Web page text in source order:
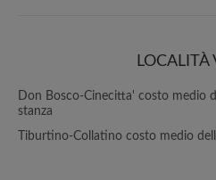
LOCALITÀ
Don Bosco-Cinecitta' costo medio
stanza
Tiburtino-Collatino costo medio